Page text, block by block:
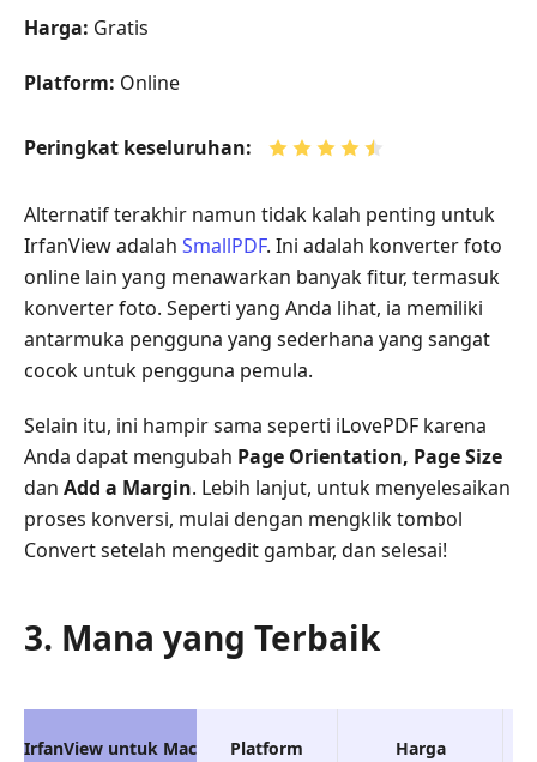
Harga: Gratis
Platform: Online
Peringkat keseluruhan:
Alternatif terakhir namun tidak kalah penting untuk
IrfanView adalah SmallPDF. Ini adalah konverter foto
online lain yang menawarkan banyak fitur, termasuk
konverter foto. Seperti yang Anda lihat, ia memiliki
antarmuka pengguna yang sederhana yang sangat
cocok untuk pengguna pemula.
Selain itu, ini hampir sama seperti iLovePDF karena
Anda dapat mengubah Page Orientation, Page Size
dan Add a Margin. Lebih lanjut, untuk menyelesaikan
proses konversi, mulai dengan mengklik tombol
Convert setelah mengedit gambar, dan selesai!
3. Mana yang Terbaik
IrfanView untuk Mac Platform Harga